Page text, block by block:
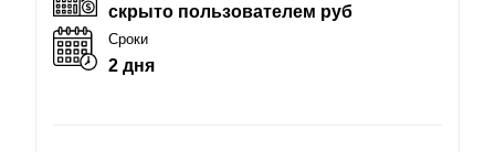
скрыто пользователем руб
Сроки
2 дня